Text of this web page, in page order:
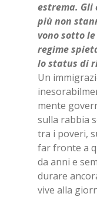
estre­ma. Gli
più non
vo­no sot­to
re­gi­me
lo sta­tus di
Un
men­te
sul­la rab­bia
tra i po­ve­ri,
far fron­te a
da anni e
du­ra­re
vive alla